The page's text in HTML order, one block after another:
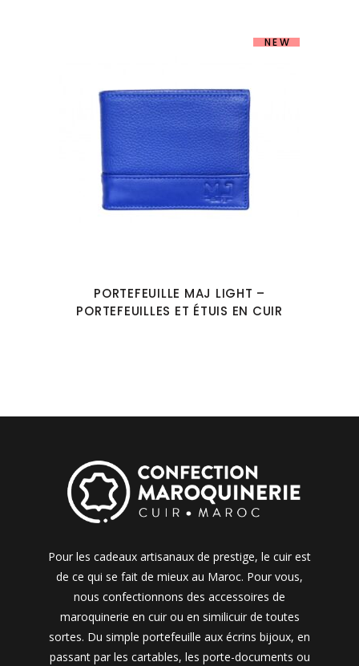
NEW
PORTEFEUILLE MAJ LIGHT –
PORTEFEUILLES ET ÉTUIS EN CUIR
Pour les cadeaux artisanaux de prestige, le cuir est
de ce qui se fait de mieux au Maroc. Pour vous,
nous confectionnons des accessoires de
maroquinerie en cuir ou en similicuir de toutes
sortes. Du simple portefeuille aux écrins bijoux, en
passant par les cartables, les porte-documents ou